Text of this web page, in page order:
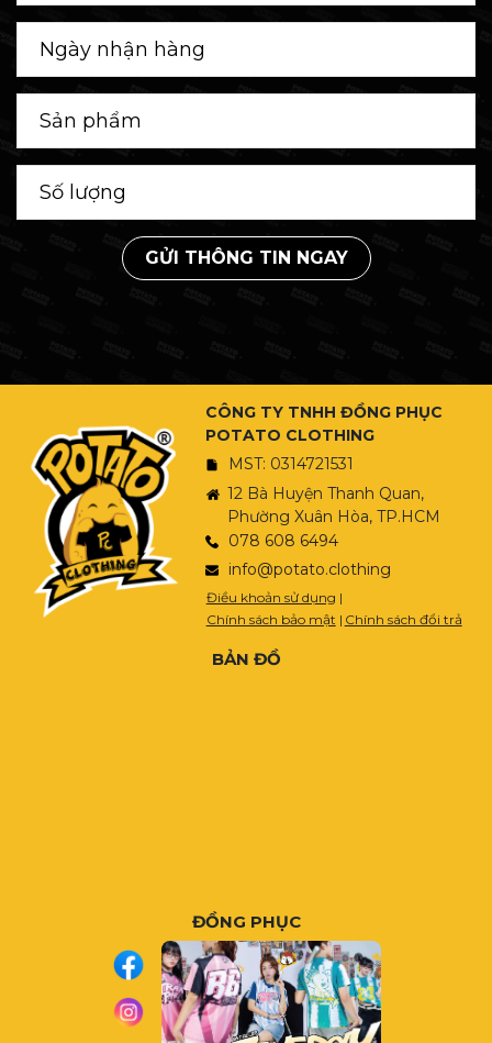
GỬI THÔNG TIN NGAY
CÔNG TY TNHH ĐỒNG PHỤC
POTATO CLOTHING
MST: 0314721531
12 Bà Huyện Thanh Quan,
Phường Xuân Hòa, TP.HCM
078 608 6494
info@potato.clothing
Điều khoản sử dụng |
Chính sách bảo mật | Chính sách đổi trả
BẢN ĐỒ
ĐỒNG PHỤC